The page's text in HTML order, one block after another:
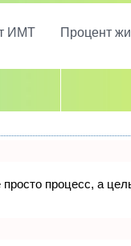
ИМТ Процент
процесс, а